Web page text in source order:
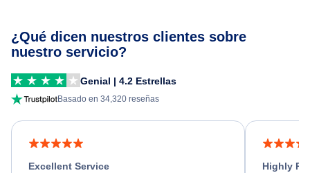
¿Qué dicen nuestros clientes sobre
nuestro servicio?
Genial | 4.2 Estrellas
Basado en 34,320 reseñas
Excellent Service
Highly